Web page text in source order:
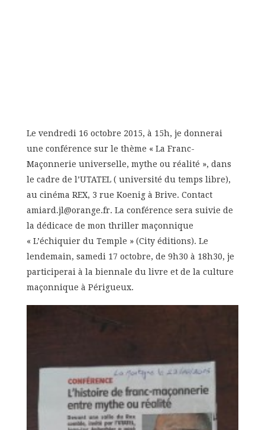
Le vendredi 16 octobre 2015, à 15h, je donnerai
une conférence sur le thème « La Franc-
Maçonnerie universelle, mythe ou réalité », dans
le cadre de l’UTATEL ( université du temps libre),
au cinéma REX, 3 rue Koenig à Brive. Contact
amiard.jl@orange.fr. La conférence sera suivie de
la dédicace de mon thriller maçonnique
« L’échiquier du Temple » (City éditions). Le
lendemain, samedi 17 octobre, de 9h30 à 18h30, je
participerai à la biennale du livre et de la culture
maçonnique à Périgueux.